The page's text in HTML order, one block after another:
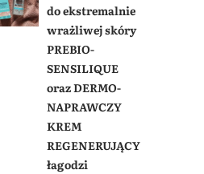
do ekstremalnie
wrażliwej skóry
PREBIO-
SENSILIQUE
oraz DERMO-
NAPRAWCZY
KREM
REGENERUJĄCY
łagodzi